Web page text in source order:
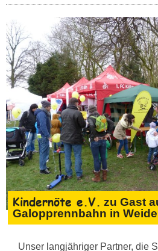
Kindernöte e.V. zu Gast
Galopprennbahn in
Unser langjähriger Partner, die